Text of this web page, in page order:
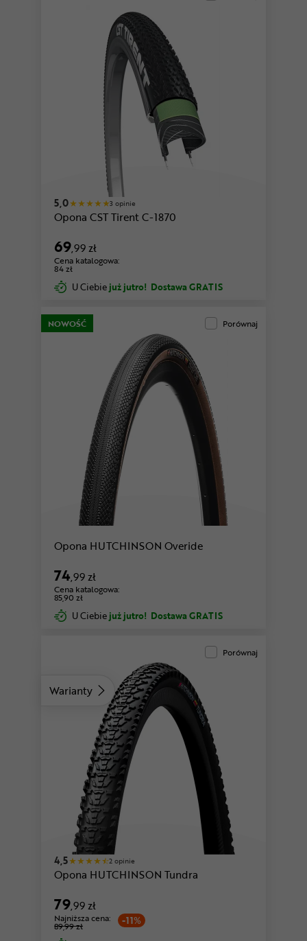
5,0 3 opinie
Opona CST Tirent C-1870
69,99 zł
Cena katalogowa:
84 zł
U Ciebie już jutro! Dostawa GRATIS
NOWOŚĆ Porównaj
Opona HUTCHINSON Overide
74,99 zł
Cena katalogowa:
85,90 zł
U Ciebie już jutro! Dostawa GRATIS
Warianty
Porównaj
4,5 2 opinie
Opona HUTCHINSON Tundra
79,99 zł
-11%
Najniższa cena:
89,99 zł